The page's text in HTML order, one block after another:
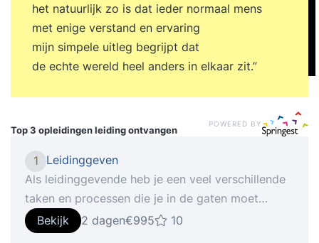
het natuurlijk zo is dat ieder normaal mens
met enige verstand en ervaring
mijn simpele uitleg begrijpt dat
de echte wereld heel anders in elkaar zit.”
Top 3 opleidingenleiding ontvangen
POWERED BY
1
Leidinggeven
Als leidinggevende heb je een veel verschillende
taken en processen die je in de gaten moet
hebben. Dit kan gaan van het motiveren van het
team tot aan iedereen op één lijn krijgen in het
Bekijk 2 dagen€995 10